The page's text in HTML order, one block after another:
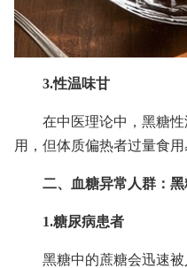
3.性温味甘
在中医理论中，黑糖
用，但体质偏热者过量食用
二、血糖异常人群：
1.糖尿病患者
黑糖中的蔗糖会迅速